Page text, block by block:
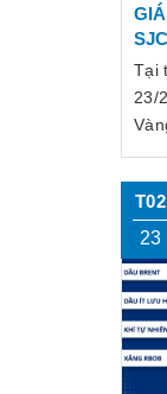
Tại
23/
bán
T02
23